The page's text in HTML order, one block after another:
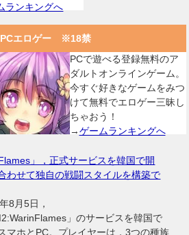
ランキングへ
エロゲー ※18禁
PCで遊べる登録無料のア
ダルトオンラインゲーム。
今すぐ好きなゲームをみつ
けて無料でエロゲー三昧し
ちゃおう！
→ゲームランキングへ
」，正式サービスを韓国で開
わせて独自の戦闘スタイルを構築で
8月5日，
」のサービスを韓国で
マホとPC。プレイヤーは，3つの種族